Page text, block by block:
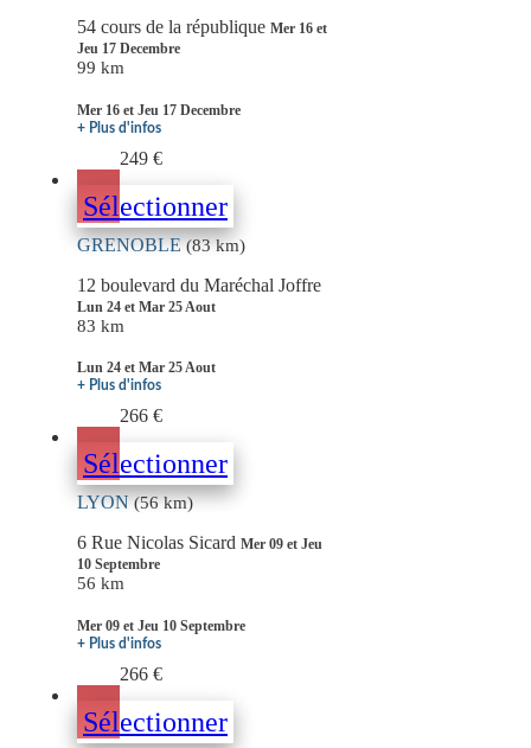
54 cours de la république Mer 16 et
Jeu 17 Decembre
99 km
Mer 16 et Jeu 17 Decembre
+ Plus d'infos
249 €
Sélectionner
GRENOBLE(83 km)
12 boulevard du Maréchal Joffre
Lun 24 et Mar 25 Aout
83 km
Lun 24 et Mar 25 Aout
+ Plus d'infos
266 €
Sélectionner
LYON(56 km)
6 Rue Nicolas Sicard Mer 09 et Jeu
10 Septembre
56 km
Mer 09 et Jeu 10 Septembre
+ Plus d'infos
266 €
Sélectionner